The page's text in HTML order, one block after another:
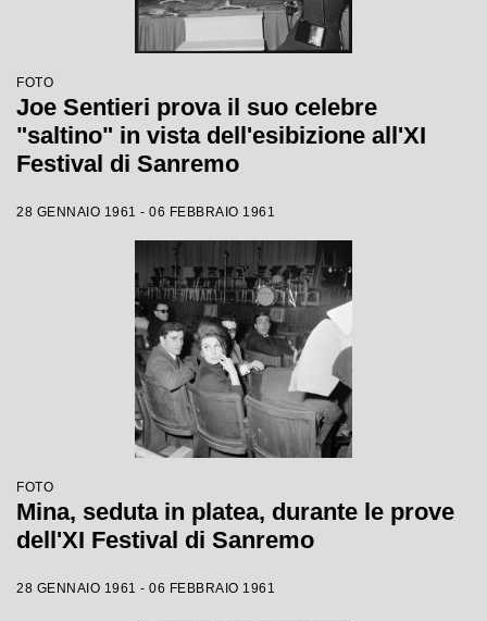
FOTO
Joe Sentieri prova il suo celebre
"saltino" in vista dell'esibizione all'XI
Festival di Sanremo
28 GENNAIO 1961 - 06 FEBBRAIO 1961
FOTO
Mina, seduta in platea, durante le prove
dell'XI Festival di Sanremo
28 GENNAIO 1961 - 06 FEBBRAIO 1961